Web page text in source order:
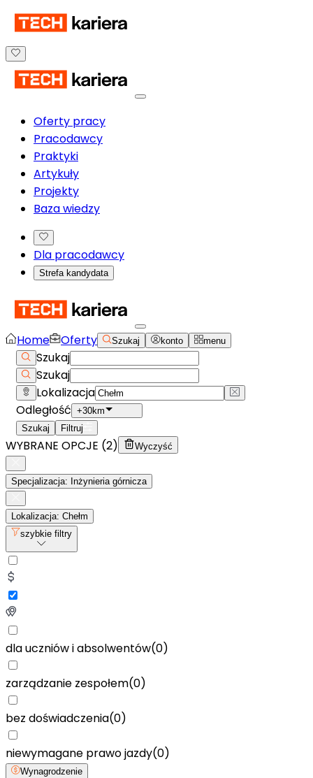
Oferty pracy
Pracodawcy
Praktyki
Artykuły
Projekty
Baza wiedzy
Dla pracodawcy
Strefa kandydata
Home Oferty Szukaj konto menu
Szukaj
Szukaj
Lokalizacja
Odległość +30km
Szukaj
Filtruj
WYBRANE OPCJE (2) Wyczyść
Specjalizacja: Inżynieria górnicza
Lokalizacja: Chełm
szybkie filtry
dla uczniów i absolwentów(0)
zarządzanie zespołem(0)
bez doświadczenia(0)
niewymagane prawo jazdy(0)
Wynagrodzenie